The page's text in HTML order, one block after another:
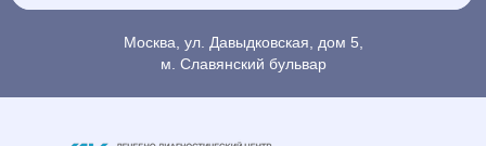
Москва, ул. Давыдковская, дом 5,
м. Славянский бульвар